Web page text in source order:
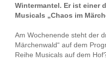
Wintermantel. Er ist einer
Musicals „Chaos im
Am Wochenende steht der
Märchenwald“ auf dem
Reihe Musicals auf dem